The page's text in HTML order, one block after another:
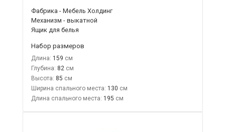
Фабрика - Мебель Холдинг
Механизм - выкатной
Ящик для белья
Набор размеров
Длина: 159
Глубина: 82
Высота: 85
Ширина спального места: 130
Длина спального места: 195